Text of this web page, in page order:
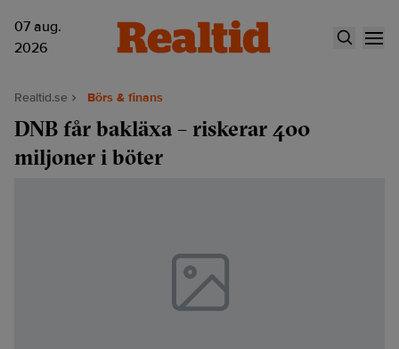
07 aug.
2026
Realtid.se Börs & finans
DNB får bakläxa – riskerar 400
miljoner i böter